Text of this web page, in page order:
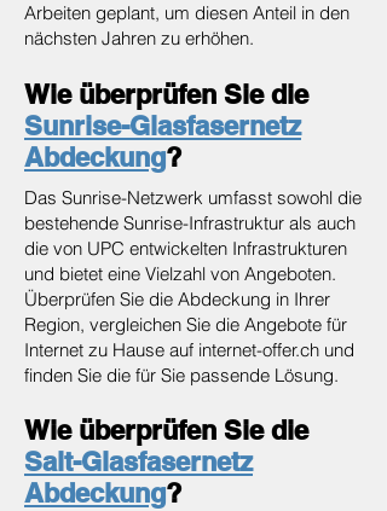
Arbeiten geplant, um diesen Anteil in den
nächsten Jahren zu erhöhen.
Wie überprüfen Sie die
Sunrise-Glasfasernetz
Abdeckung?
Das Sunrise-Netzwerk umfasst sowohl die
bestehende Sunrise-Infrastruktur als auch
die von UPC entwickelten Infrastrukturen
und bietet eine Vielzahl von Angeboten.
Überprüfen Sie die Abdeckung in Ihrer
Region, vergleichen Sie die Angebote für
Internet zu Hause auf internet-offer.ch und
finden Sie die für Sie passende Lösung.
Wie überprüfen Sie die
Salt-Glasfasernetz
Abdeckung?